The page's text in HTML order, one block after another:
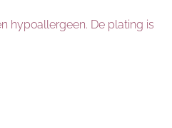
hypoallergeen. De plating is